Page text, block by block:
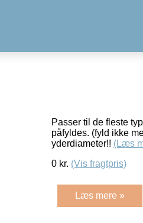
Passer til de fleste
påfyldes. (fyld ikke
yderdiameter!! (Læs
0 kr. (Vis fragtpris)
Læs mere »